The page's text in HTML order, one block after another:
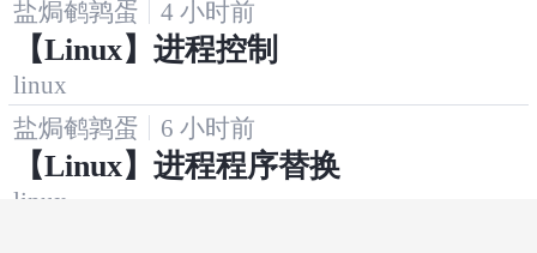
盐焗鹌鹑蛋
4 小时前
【Linux】进程控制
linux
盐焗鹌鹑蛋
6 小时前
【Linux】进程程序替换
linux